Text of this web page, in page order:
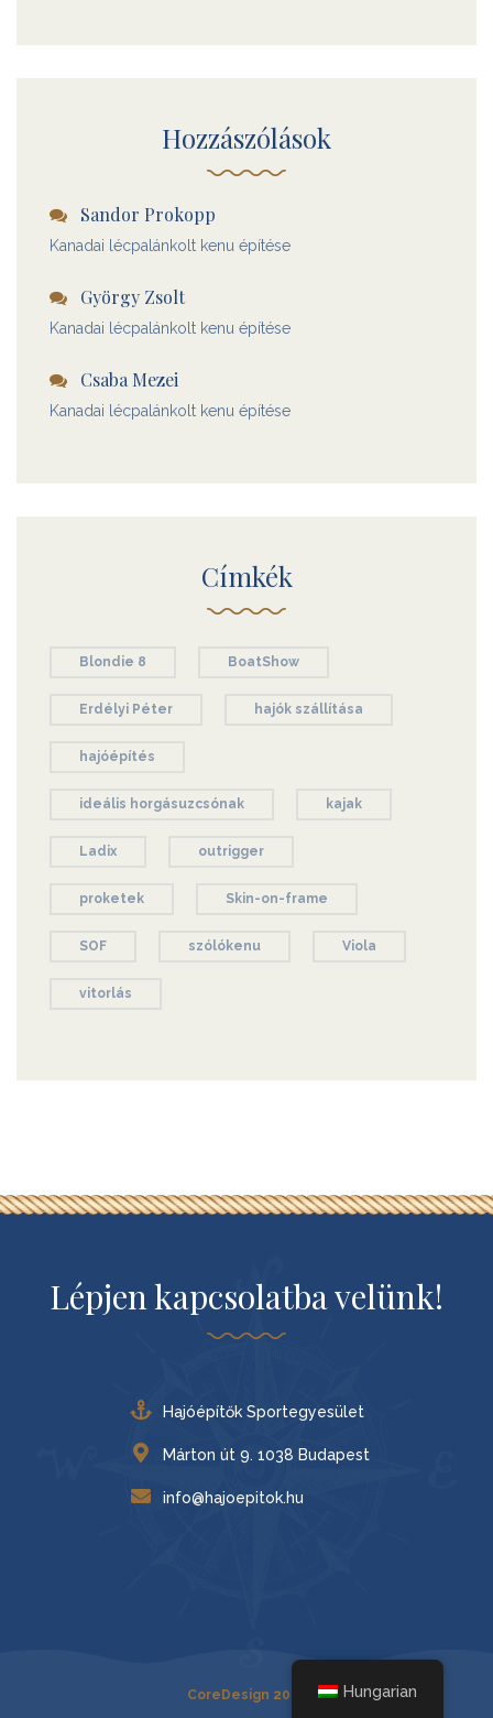
Hozzászólások
Sandor Prokopp
Kanadai lécpalánkolt kenu építése
György Zsolt
Kanadai lécpalánkolt kenu építése
Csaba Mezei
Kanadai lécpalánkolt kenu építése
Címkék
Blondie 8 BoatShow
Erdélyi Péter hajók szállítása
hajóépítés
ideális horgásuzcsónak kajak
Ladix outrigger
proketek Skin-on-frame
SOF szólókenu Viola
vitorlás
Lépjen kapcsolatba velünk!
Hajóépítők Sportegyesület
Márton út 9. 1038 Budapest
info@hajoepitok.hu
CoreDesign 2023 Hungarian